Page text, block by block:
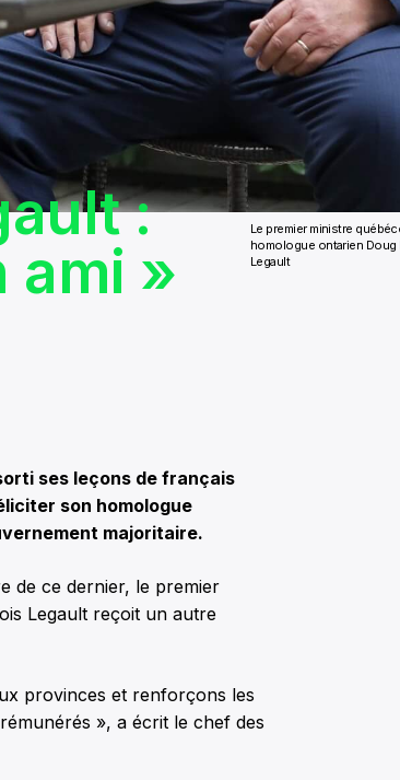
Le premier ministre
homologue ontarien
Legault
:
ami »
ses leçons de français
son homologue
majoritaire.
de ce dernier, le premier
Legault reçoit un autre
provinces et renforçons les
», a écrit le chef des